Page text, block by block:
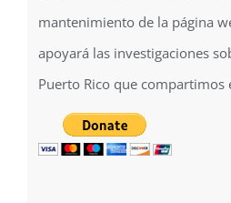
mantenimiento de la página
apoyará las investigaciones
Puerto Rico que compartimos